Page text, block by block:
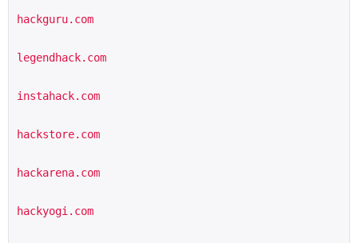
hackguru.com
legendhack.com
instahack.com
hackstore.com
hackarena.com
hackyogi.com